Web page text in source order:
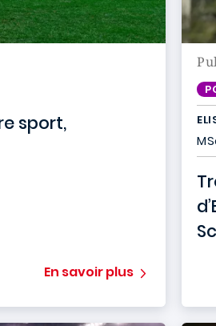
sport,
En savoir plus